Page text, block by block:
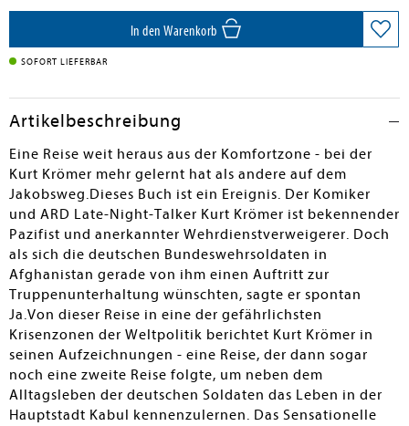
In den Warenkorb
SOFORT LIEFERBAR
Artikelbeschreibung
Eine Reise weit heraus aus der Komfortzone - bei der
Kurt Krömer mehr gelernt hat als andere auf dem
Jakobsweg.Dieses Buch ist ein Ereignis. Der Komiker
und ARD Late-Night-Talker Kurt Krömer ist bekennender
Pazifist und anerkannter Wehrdienstverweigerer. Doch
als sich die deutschen Bundeswehrsoldaten in
Afghanistan gerade von ihm einen Auftritt zur
Truppenunterhaltung wünschten, sagte er spontan
Ja.Von dieser Reise in eine der gefährlichsten
Krisenzonen der Weltpolitik berichtet Kurt Krömer in
seinen Aufzeichnungen - eine Reise, der dann sogar
noch eine zweite Reise folgte, um neben dem
Alltagsleben der deutschen Soldaten das Leben in der
Hauptstadt Kabul kennenzulernen. Das Sensationelle